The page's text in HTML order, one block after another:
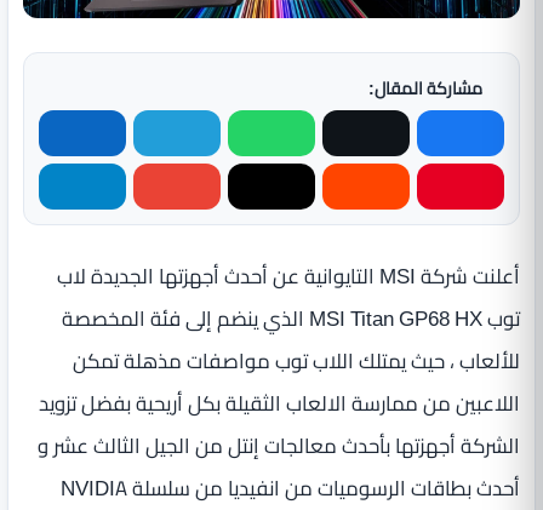
مشاركة المقال:
أعلنت شركة MSI التايوانية عن أحدث أجهزتها الجديدة لاب
توب MSI Titan GP68 HX الذي ينضم إلى فئة المخصصة
للألعاب ، حيث يمتلك اللاب توب مواصفات مذهلة تمكن
اللاعبين من ممارسة الالعاب الثقيلة بكل أريحية بفضل تزويد
الشركة أجهزتها بأحدث معالجات إنتل من الجيل الثالث عشر و
أحدث بطاقات الرسوميات من انفيديا من سلسلة NVIDIA